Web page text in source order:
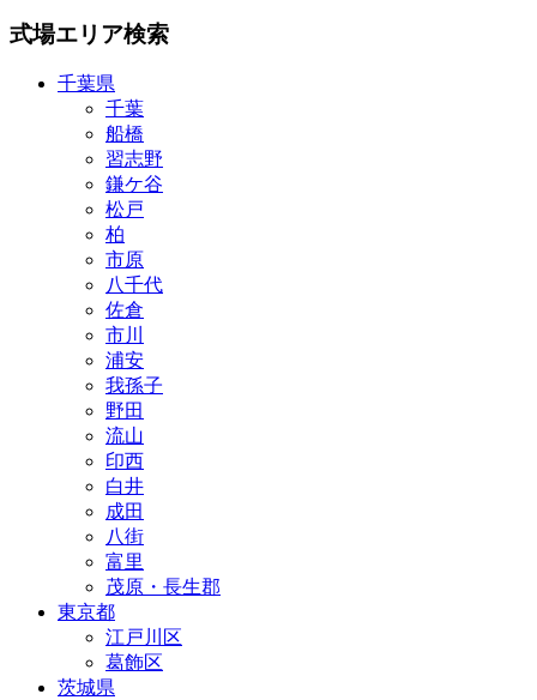
式場エリア検索
千葉県
千葉
船橋
習志野
鎌ケ谷
松戸
柏
市原
八千代
佐倉
市川
浦安
我孫子
野田
流山
印西
白井
成田
八街
富里
茂原・長生郡
東京都
江戸川区
葛飾区
茨城県